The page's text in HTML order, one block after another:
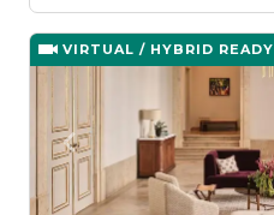
VIRTUAL / HYBRID READY